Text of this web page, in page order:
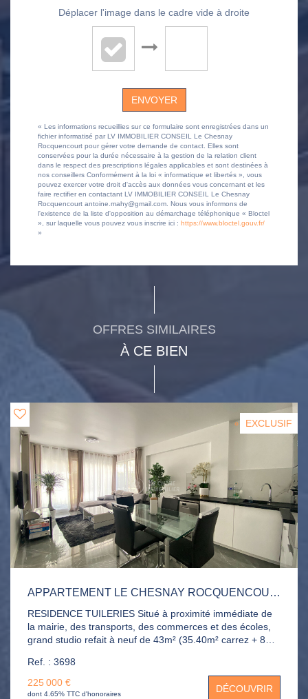
Déplacer l'image dans le cadre vide à droite
ENVOYER
« Les informations recueillies sur ce formulaire sont enregistrées dans un
fichier informatisé par LV IMMOBILIER CONSEIL Le Chesnay
Rocquencourt pour gérer votre demande de contact. Elles sont
conservées pour la durée nécessaire à la gestion de la relation client
dans le respect des prescriptions légales applicables et sont destinées à
nos conseillers Conformément à la loi « informatique et libertés », vous
pouvez exercer votre droit d'accès aux données vous concernant et les
faire rectifier en contactant LV IMMOBILIER CONSEIL Le Chesnay
Rocquencourt antoine.mahy@gmail.com. Nous vous informons de
l'existence de la liste d'opposition au démarchage téléphonique « Bloctel
», sur laquelle vous pouvez vous inscrire ici : https://www.bloctel.gouv.fr/
»
OFFRES SIMILAIRES
À CE BIEN
EXCLUSIF
APPARTEMENT LE CHESNAY ROCQUENCOURT 1 PIÈCE(S) 35 M2
RESIDENCE TUILERIES Situé à proximité immédiate de
la mairie, des transports, des commerces et des écoles,
grand studio refait à neuf de 43m² (35.40m² carrez + 8m²
grande pièce principale comprenant séjour et cuisine
aménagée / équipée, une salle de douche avec wc, un
espace nuit.
Ref. : 3698
225 000 €
dont 4.65% TTC d'honoraires DÉCOUVRIR